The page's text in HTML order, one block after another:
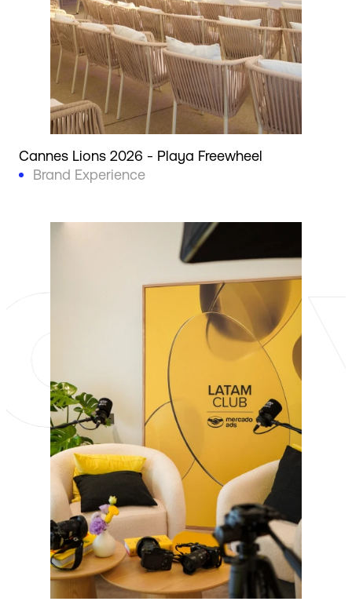
Cannes Lions 2026 - Playa Freewheel
Brand Experience